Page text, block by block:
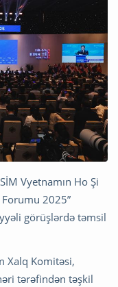
Vyetnamın Ho Şi
2025”
görüşlərdə təmsil
Xalq Komitəsi,
tərəfindən təşkil